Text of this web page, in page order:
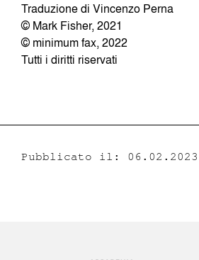
Traduzione di Vincenzo Perna
© Mark Fisher, 2021
© minimum fax, 2022
Tutti i diritti riservati
Pubblicato il: 06.02.2023